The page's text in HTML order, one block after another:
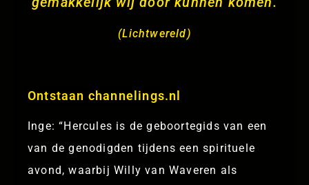
(Lichtwereld)
Ontstaan channelings.nl
Inge: “Hercules is de geboortegids van een
van de genodigden tijdens een spirituele
avond, waarbij Willy van Waveren als